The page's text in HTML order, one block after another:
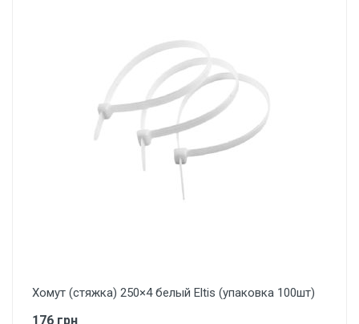
Хомут (стяжка) 250×4 белый Eltis (упаковка 100шт)
176 грн